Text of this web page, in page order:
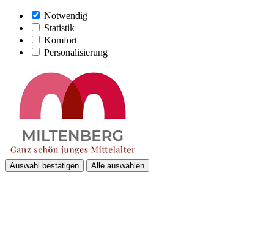
Notwendig
Statistik
Komfort
Personalisierung
Auswahl bestätigen Alle auswählen